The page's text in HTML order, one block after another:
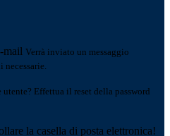
mail Verrà inviato un messaggio
Effettua il reset della password
la casella di posta elettronica!